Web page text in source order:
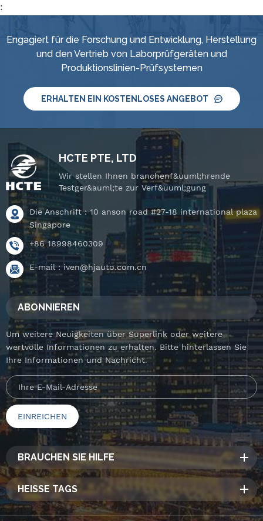
:
Engagiert für die Forschung und Entwicklung, Herstellung
und den Vertrieb von Laborprüfgeräten und
Produktionslinien-Prüfsystemen
ERHALTEN EIN KOSTENLOSES ANGEBOT
HCTE PTE, LTD
Wir stellen Ihnen branchenf&uuml;hrende
Testger&auml;te zur Verf&uuml;gung
Die Anschrift : 10 anson road #27-18 international plaza
Singapore
+86 18998460309
E-mail :iven@hjauto.com.cn
ABONNIEREN
Um weitere Neuigkeiten über Superlink oder weitere
wertvolle Informationen zu erhalten. Bitte hinterlassen Sie
Ihre Informationen und Nachricht.
BRAUCHEN SIE HILFE
HEISSE TAGS